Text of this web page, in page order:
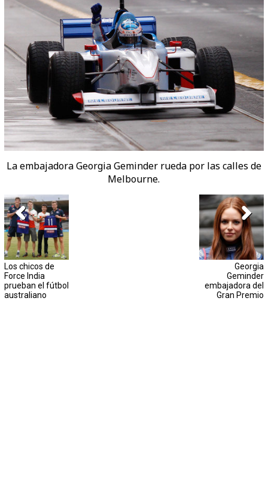
La embajadora Georgia Geminder rueda por las calles de
Melbourne.
Los chicos de
Force India
prueban el fútbol
australiano
Georgia
Geminder
embajadora del
Gran Premio